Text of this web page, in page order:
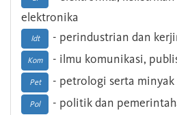
elektronika
Idt - perindustrian dan
Kom - ilmu komunikasi,
Pet - petrologi serta minyak
Pol - politik dan